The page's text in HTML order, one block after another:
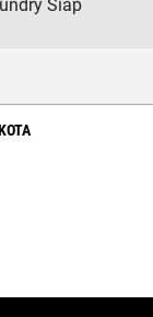
Siap